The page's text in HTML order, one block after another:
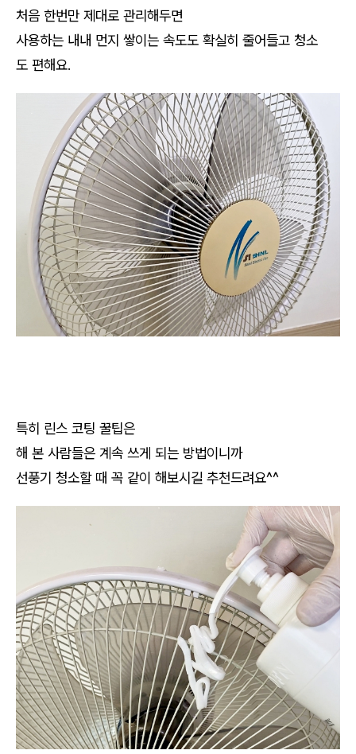
처음 한번만 제대로 관리해두면
사용하는 내내 먼지 쌓이는 속도도 확실히 줄어들고 청소
도 편해요.
특히 린스 코팅 꿀팁은
해 본 사람들은 계속 쓰게 되는 방법이니까
선풍기 청소할 때 꼭 같이 해보시길 추천드려요^^